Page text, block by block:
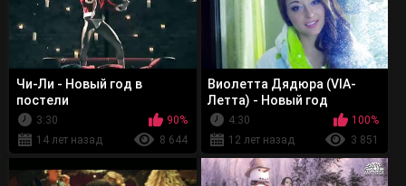
Чи-Ли - Новый год в
постели
3:30
90%
14 лет назад
8 644
Виолетта Дядюра (VIA-
Летта) - Новый год
4:30
100%
12 лет назад
3 851